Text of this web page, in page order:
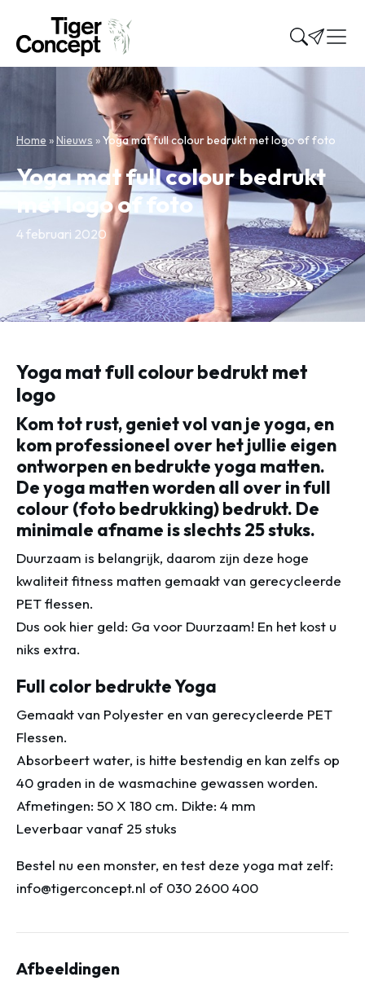
Home »Nieuws »Yoga mat full colour bedrukt met logo of foto
Yoga mat full colour bedrukt
met logo of foto
4 februari 2020
Yoga mat full colour bedrukt met
logo
Kom tot rust, geniet vol van je yoga, en
kom professioneel over het jullie eigen
ontworpen en bedrukte yoga matten.
De yoga matten worden all over in full
colour (foto bedrukking) bedrukt. De
minimale afname is slechts 25 stuks.
Duurzaam is belangrijk, daarom zijn deze hoge
kwaliteit fitness matten gemaakt van gerecycleerde
PET flessen.
Dus ook hier geld: Ga voor Duurzaam! En het kost u
niks extra.
Full color bedrukte Yoga
Gemaakt van Polyester en van gerecycleerde PET
Flessen.
Absorbeert water, is hitte bestendig en kan zelfs op
40 graden in de wasmachine gewassen worden.
Afmetingen: 50 X 180 cm. Dikte: 4 mm
Leverbaar vanaf 25 stuks
Bestel nu een monster, en test deze yoga mat zelf:
info@tigerconcept.nl of 030 2600 400
Afbeeldingen